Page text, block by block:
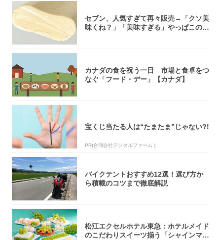
セブン、人気すぎて再々販売→「クソ美
味くね？」「美味すぎる」やっぱこのク
カナダの食を祝う一日 市場と食卓をつ
なぐ「フード・デー」【カナダ】
宝くじ当たる人は“たまたま”じゃない?!
PR(合同会社デジタルファーム )
バイクテントおすすめ12選！選び方か
ら積載のコツまで徹底解説
松江エクセルホテル東急：ホテルメイド
のこだわりスイーツ揃う「シャインマス